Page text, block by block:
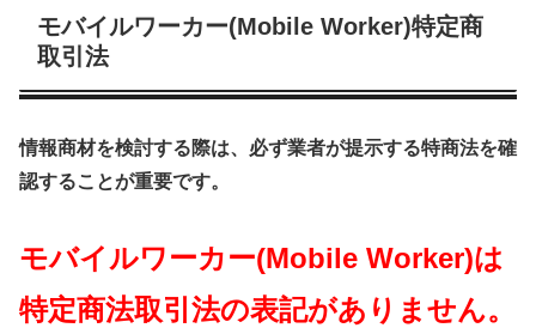
モバイルワーカー(Mobile Worker)特定商
取引法
情報商材を検討する際は、必ず業者が提示する特商法を確
認することが重要です。
モバイルワーカー(Mobile Worker)は
特定商法取引法の表記がありません。